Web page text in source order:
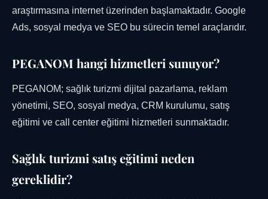
araştırmasına internet üzerinden başlamaktadır. Google
Ads, sosyal medya ve SEO bu sürecin temel araçlarıdır.
PEGANOM hangi hizmetleri sunuyor?
PEGANOM; sağlık turizmi dijital pazarlama, reklam
yönetimi, SEO, sosyal medya, CRM kurulumu, satış
eğitimi ve call center eğitimi hizmetleri sunmaktadır.
Sağlık turizmi satış eğitimi neden
gereklidir?